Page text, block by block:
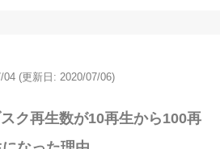
04 (更新日: 2020/07/06)
スク再生数が10再生から100再